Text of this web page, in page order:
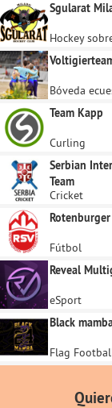
Sgularat
Hockey
Bóveda
Team Kapp
Curling
Serbian
Team
Cricket
Rotenburger
Fútbol
Reveal
eSport
Black
Flag